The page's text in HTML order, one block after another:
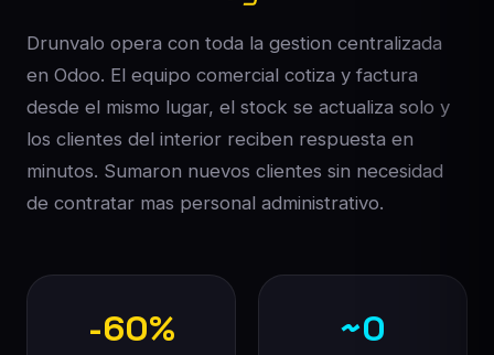
Drunvalo opera con toda la gestion centralizada
en Odoo. El equipo comercial cotiza y factura
desde el mismo lugar, el stock se actualiza solo y
los clientes del interior reciben respuesta en
minutos. Sumaron nuevos clientes sin necesidad
de contratar mas personal administrativo.
-60% ~0